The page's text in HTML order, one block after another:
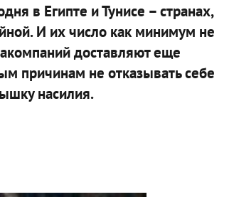
в Египте и Тунисе – странах,
И их число как минимум не
доставляют еще
причинам не отказывать себе
насилия.